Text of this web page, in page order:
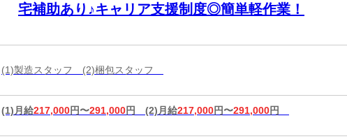
宅補助あり♪キャリア支援制度◎簡単軽作業！
(1)製造スタッフ (2)梱包スタッフ
(1)月給217,000円〜291,000円 (2)月給217,000円〜291,000円